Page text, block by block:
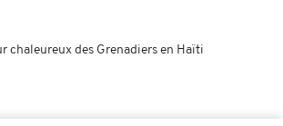
chaleureux des Grenadiers en Haïti